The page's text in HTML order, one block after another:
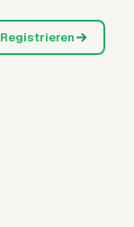
Registrieren